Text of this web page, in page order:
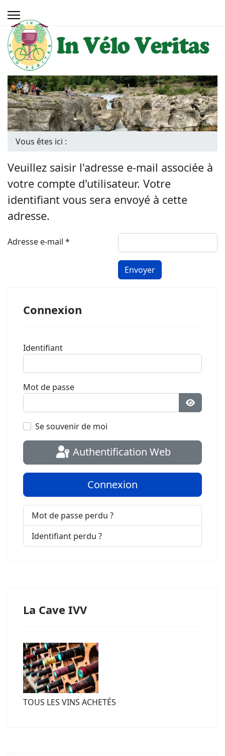
Vous êtes ici :
Veuillez saisir l'adresse e-mail associée à
votre compte d'utilisateur. Votre
identifiant vous sera envoyé à cette
adresse.
Adresse e-mail *
Envoyer
Connexion
Identifiant
Mot de passe
Afficher
Se souvenir de moi
Authentification Web
Connexion
Mot de passe perdu ?
Identifiant perdu ?
La Cave IVV
TOUS LES VINS ACHETÉS